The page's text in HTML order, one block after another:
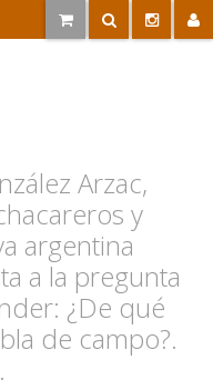
Arzac,
y
argentina
a la pregunta
¿De qué
de campo?.